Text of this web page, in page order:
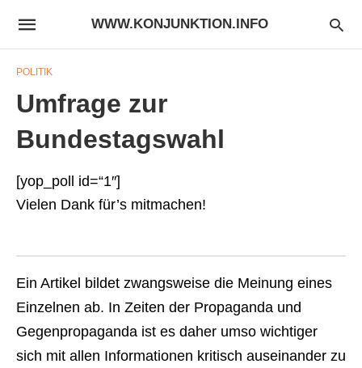
WWW.KONJUNKTION.INFO
POLITIK
Umfrage zur
Bundestagswahl
[yop_poll id=“1″]
Vielen Dank für’s mitmachen!
Ein Artikel bildet zwangsweise die Meinung eines
Einzelnen ab. In Zeiten der Propaganda und
Gegenpropaganda ist es daher umso wichtiger
sich mit allen Informationen kritisch auseinander zu